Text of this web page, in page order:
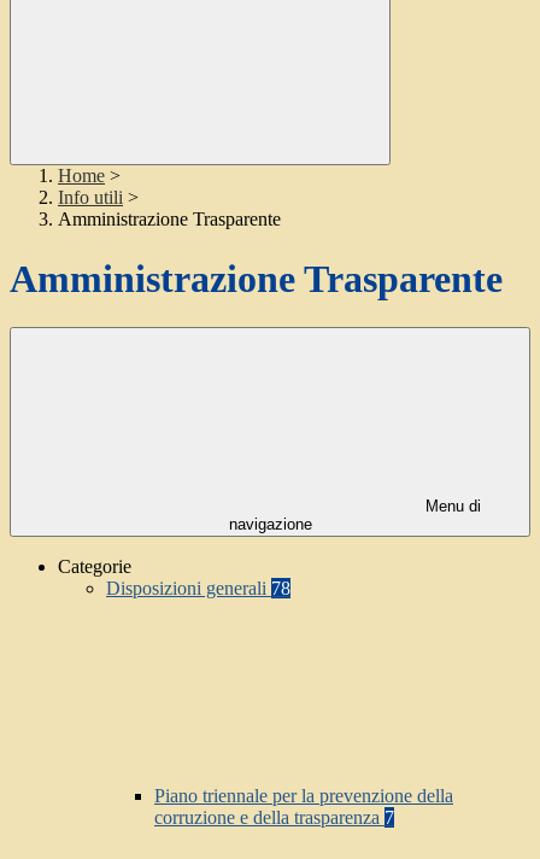
Home >
Info utili >
Amministrazione Trasparente
Amministrazione Trasparente
Menu di
navigazione
Categorie
Disposizioni generali 78
Piano triennale per la prevenzione della
corruzione e della trasparenza 7